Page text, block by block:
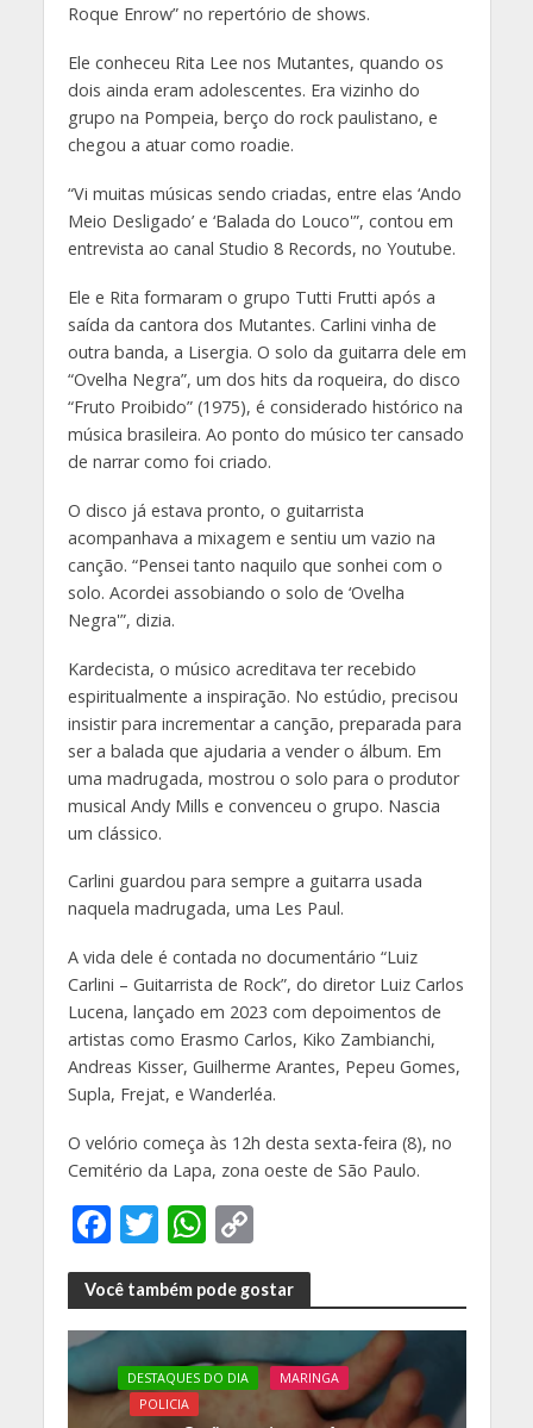
Roque Enrow” no repertório de shows.
Ele conheceu Rita Lee nos Mutantes, quando os
dois ainda eram adolescentes. Era vizinho do
grupo na Pompeia, berço do rock paulistano, e
chegou a atuar como roadie.
“Vi muitas músicas sendo criadas, entre elas ‘Ando
Meio Desligado’ e ‘Balada do Louco'”, contou em
entrevista ao canal Studio 8 Records, no Youtube.
Ele e Rita formaram o grupo Tutti Frutti após a
saída da cantora dos Mutantes. Carlini vinha de
outra banda, a Lisergia. O solo da guitarra dele em
“Ovelha Negra”, um dos hits da roqueira, do disco
“Fruto Proibido” (1975), é considerado histórico na
música brasileira. Ao ponto do músico ter cansado
de narrar como foi criado.
O disco já estava pronto, o guitarrista
acompanhava a mixagem e sentiu um vazio na
canção. “Pensei tanto naquilo que sonhei com o
solo. Acordei assobiando o solo de ‘Ovelha
Negra'”, dizia.
Kardecista, o músico acreditava ter recebido
espiritualmente a inspiração. No estúdio, precisou
insistir para incrementar a canção, preparada para
ser a balada que ajudaria a vender o álbum. Em
uma madrugada, mostrou o solo para o produtor
musical Andy Mills e convenceu o grupo. Nascia
um clássico.
Carlini guardou para sempre a guitarra usada
naquela madrugada, uma Les Paul.
A vida dele é contada no documentário “Luiz
Carlini – Guitarrista de Rock”, do diretor Luiz Carlos
Lucena, lançado em 2023 com depoimentos de
artistas como Erasmo Carlos, Kiko Zambianchi,
Andreas Kisser, Guilherme Arantes, Pepeu Gomes,
Supla, Frejat, e Wanderléa.
O velório começa às 12h desta sexta-feira (8), no
Cemitério da Lapa, zona oeste de São Paulo.
F
ac
e
b
o
o
T
w
itt
er
W
h
at
s
A
p
C
o
p
y
Li
n
Você também pode gostar
DESTAQUES DO DIA
MARINGA
POLICIA